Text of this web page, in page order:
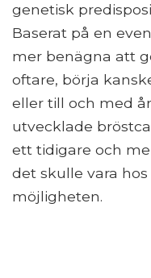
genetisk
Baserat på en
mer benägna att
oftare, börja
eller till och med
utvecklade
ett tidigare och
det skulle vara
möjligheten.